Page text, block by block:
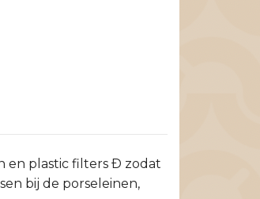
en plastic filters Ð zodat
bij de porseleinen,